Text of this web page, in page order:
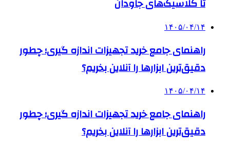
تا کلاسیک‌های جاودان
۱۴۰۵/۰۴/۱۴
راهنمای جامع خرید تجهیزات اندازه گیری؛ چطور
دقیق‌ترین ابزارها را آنلاین بخریم؟
۱۴۰۵/۰۴/۱۴
راهنمای جامع خرید تجهیزات اندازه گیری؛ چطور
دقیق‌ترین ابزارها را آنلاین بخریم؟